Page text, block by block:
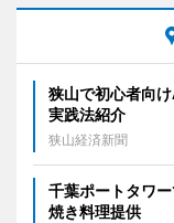
狭山で初心者向
実践法紹介
狭山経済新聞
千葉ポートタワ
焼き料理提供